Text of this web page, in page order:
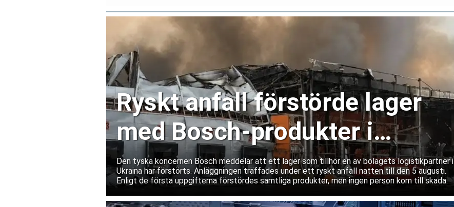
Ryskt anfall förstörde lager
med Bosch-produkter i
Ukraina
Den tyska koncernen Bosch meddelar att ett lager som tillhör en av bolagets logistikpartner i
Ukraina har förstörts. Anläggningen träffades under ett ryskt anfall natten till den 5 augusti.
Enligt de första uppgifterna förstördes samtliga produkter, men ingen person kom till skada.